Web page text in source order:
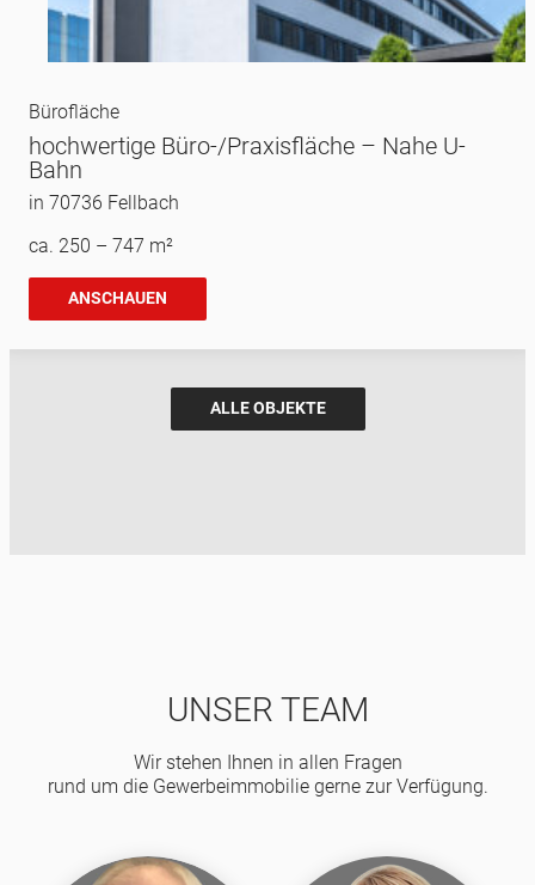
Bürofläche
hochwertige Büro-/Praxisfläche – Nahe U-
Bahn
in 70736 Fellbach
ca. 250 – 747 m²
ANSCHAUEN
ALLE OBJEKTE
UNSER TEAM
Wir stehen Ihnen in allen Fragen
rund um die Gewerbeimmobilie gerne zur Verfügung.